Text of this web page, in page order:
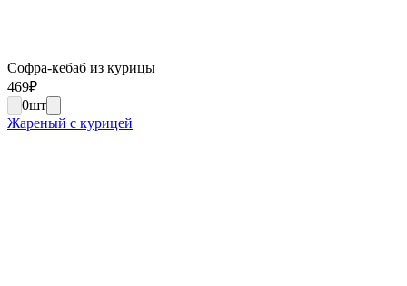
Софра-кебаб из курицы
469₽
0шт
Жареный с курицей